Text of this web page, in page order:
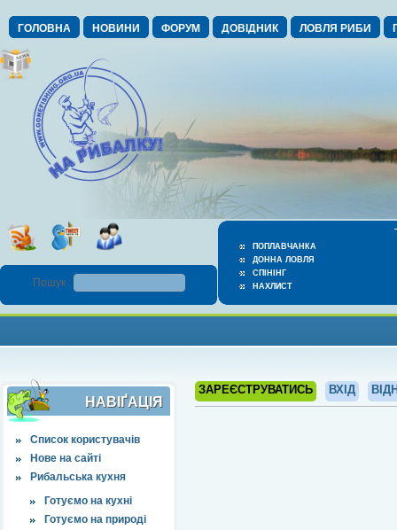
ГОЛОВНА НОВИНИ ФОРУМ ДОВІДНИК ЛОВЛЯ РИБИ
ПОПЛАВЧАНКА
ДОННА ЛОВЛЯ
СПІНІНГ
НАХЛИСТ
Пошук :
НАВІҐАЦІЯ
Список користувачів
Нове на сайті
Рибальська кухня
Готуємо на кухні
Готуємо на природі
ЗАРЕЄСТРУВАТИСЬ ВХІД